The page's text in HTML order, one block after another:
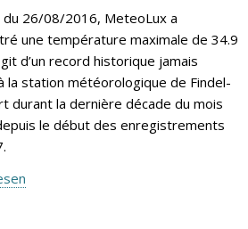
du 26/08/2016, MeteoLux a
une température maximale de 34.9
d’un record historique jamais
la station météorologique de Findel-
durant la dernière décade du mois
le début des enregistrements